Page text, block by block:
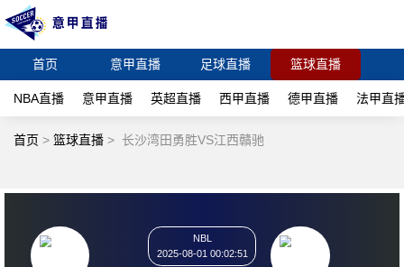
首页 意甲直播 足球直播 篮球直播
NBA直播 意甲直播 英超直播 西甲直播 德甲直播 法甲直
首页 > 篮球直播 > 长沙湾田勇胜VS江西贛驰